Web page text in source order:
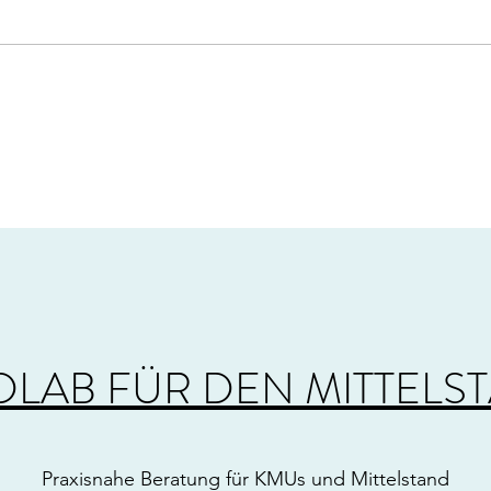
FÜR DEN
Praxisnahe Beratung für KMUs und Mittelstand